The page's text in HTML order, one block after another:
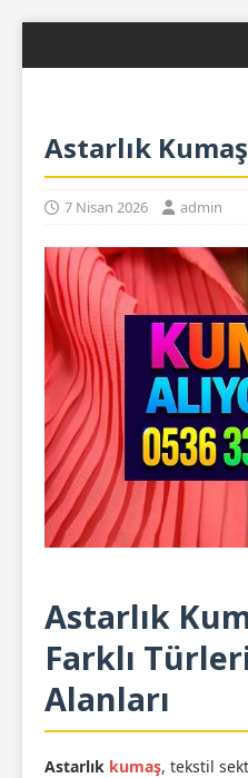
Astarlık Kumaş
7 Nisan 2026 admin
Astarlık
Farklı
Alanları
Astarlık kumaş, tekstil